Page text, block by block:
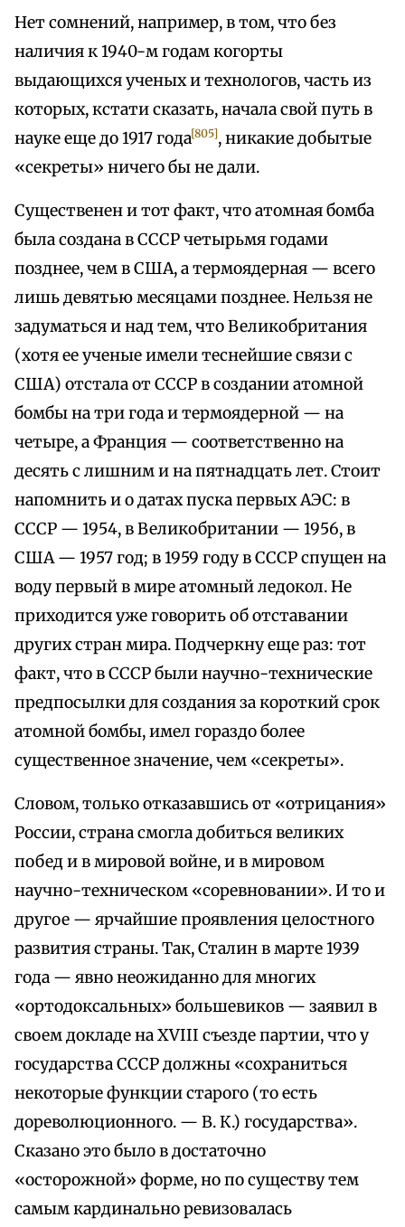
Нет сомнений, например, в том, что без
наличия к 1940-м годам когорты
выдающихся ученых и технологов, часть из
которых, кстати сказать, начала свой путь в
науке еще до 1917 года[805], никакие добытые
«секреты» ничего бы не дали.
Существенен и тот факт, что атомная бомба
была создана в СССР четырьмя годами
позднее, чем в США, а термоядерная — всего
лишь девятью месяцами позднее. Нельзя не
задуматься и над тем, что Великобритания
(хотя ее ученые имели теснейшие связи с
США) отстала от СССР в создании атомной
бомбы на три года и термоядерной — на
четыре, а Франция — соответственно на
десять с лишним и на пятнадцать лет. Стоит
напомнить и о датах пуска первых АЭС: в
СССР — 1954, в Великобритании — 1956, в
США — 1957 год; в 1959 году в СССР спущен на
воду первый в мире атомный ледокол. Не
приходится уже говорить об отставании
других стран мира. Подчеркну еще раз: тот
факт, что в СССР были научно-технические
предпосылки для создания за короткий срок
атомной бомбы, имел гораздо более
существенное значение, чем «секреты».
Словом, только отказавшись от «отрицания»
России, страна смогла добиться великих
побед и в мировой войне, и в мировом
научно-техническом «соревновании». И то и
другое — ярчайшие проявления целостного
развития страны. Так, Сталин в марте 1939
года — явно неожиданно для многих
«ортодоксальных» большевиков — заявил в
своем докладе на XVIII съезде партии, что у
государства СССР должны «сохраниться
некоторые функции старого (то есть
дореволюционного. — В. К.) государства».
Сказано это было в достаточно
«осторожной» форме, но по существу тем
самым кардинально ревизовалась